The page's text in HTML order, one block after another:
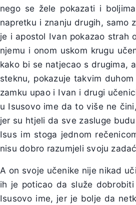
nego se žele pokazati i
napretku i znanju drugih, samo
je i apostol Ivan pokazao strah
njemu i onom uskom krugu
kako bi se natjecao s drugima,
steknu, pokazuje takvim
zamku upao i Ivan i drugi
u Isusovo ime da to više ne
jer su htjeli da sve zasluge
Isus im stoga jednom
nisu dobro razumjeli svoju
A on svoje učenike nije nikad
ih je poticao da služe
Isusovo ime, jer je bolje da